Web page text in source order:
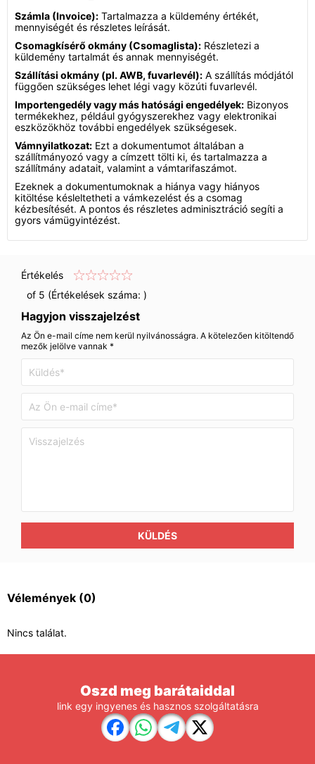
Számla (Invoice): Tartalmazza a küldemény értékét,
mennyiségét és részletes leírását.
Csomagkísérő okmány (Csomaglista): Részletezi a
küldemény tartalmát és annak mennyiségét.
Szállítási okmány (pl. AWB, fuvarlevél): A szállítás módjától
függően szükséges lehet légi vagy közúti fuvarlevél.
Importengedély vagy más hatósági engedélyek: Bizonyos
termékekhez, például gyógyszerekhez vagy elektronikai
eszközökhöz további engedélyek szükségesek.
Vámnyilatkozat: Ezt a dokumentumot általában a
szállítmányozó vagy a címzett tölti ki, és tartalmazza a
szállítmány adatait, valamint a vámtarifaszámot.
Ezeknek a dokumentumoknak a hiánya vagy hiányos
kitöltése késleltetheti a vámkezelést és a csomag
kézbesítését. A pontos és részletes adminisztráció segíti a
gyors vámügyintézést.
Értékelés
of 5 (Értékelések száma: )
Hagyjon visszajelzést
Az Ön e-mail címe nem kerül nyilvánosságra. A kötelezően kitöltendő
mezők jelölve vannak *
KÜLDÉS
Vélemények (0)
Nincs találat.
Oszd meg barátaiddal
link egy ingyenes és hasznos szolgáltatásra